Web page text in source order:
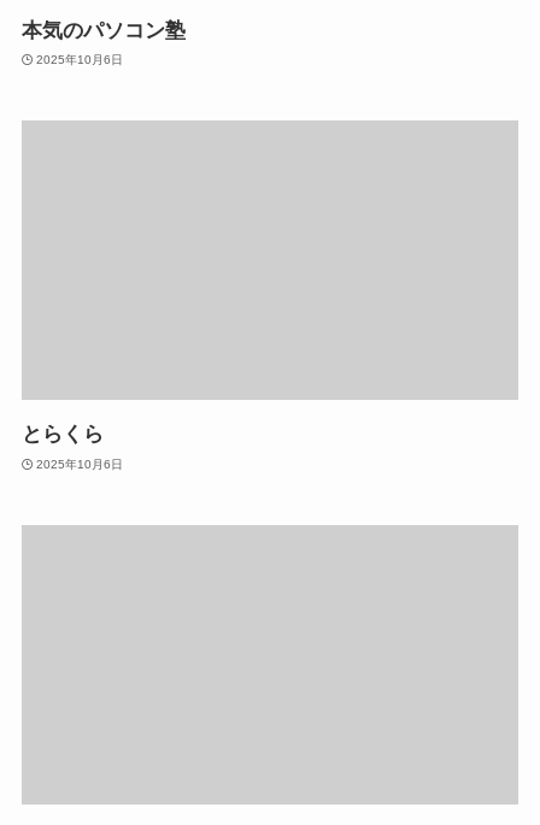
本気のパソコン塾
2025年10月6日
とらくら
2025年10月6日